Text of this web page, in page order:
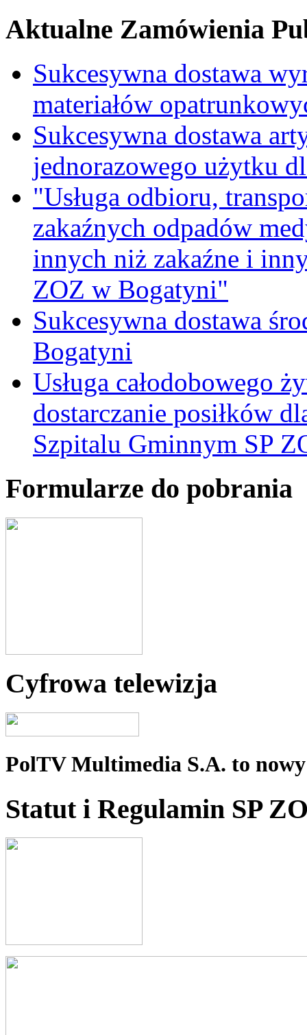
Aktualne Zamówienia
Sukcesywna dostawa
materiałów
Sukcesywna dostawa
jednorazowego użytku
"Usługa odbioru,
zakaźnych odpadów
innych niż zakaźne i
ZOZ w Bogatyni"
Sukcesywna dostawa
Bogatyni
Usługa całodobowego
dostarczanie posiłków
Szpitalu Gminnym SP
Formularze do pobrania
Cyfrowa telewizja
PolTV Multimedia S.A. to
Statut i Regulamin SP